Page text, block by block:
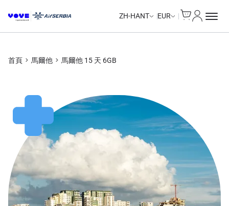
ZH-HANT EUR
首頁 馬爾他 馬爾他 15 天 6GB